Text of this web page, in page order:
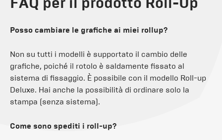
Posso cambiare le grafiche ai miei rollup?
Non su tutti i modelli è supportato il cambio delle
grafiche, poiché il rotolo è saldamente fissato al
sistema di fissaggio. È possibile con il modello Roll-up
Deluxe. Hai anche la possibilità di ordinare solo la
stampa (senza sistema).
Come sono spediti i roll-up?